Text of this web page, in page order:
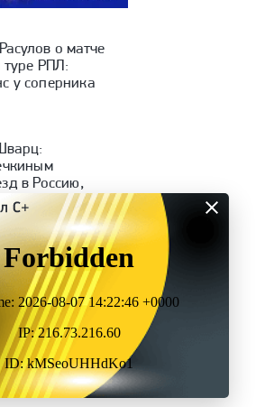
(Махачкала) —
Советов»: Кубок
видеообзор матча
«Родина» — «Рубин»:
Кубок России, видеообзор
матча
о матче
РПЛ:
у соперника
в Россию,